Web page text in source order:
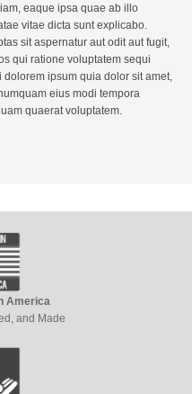
eaque ipsa quae ab illo
vitae dicta sunt explicabo.
sit aspernatur aut odit aut fugit,
qui ratione voluptatem sequi
ipsum quia dolor sit amet,
eius modi tempora
quaerat voluptatem.
America
and Made